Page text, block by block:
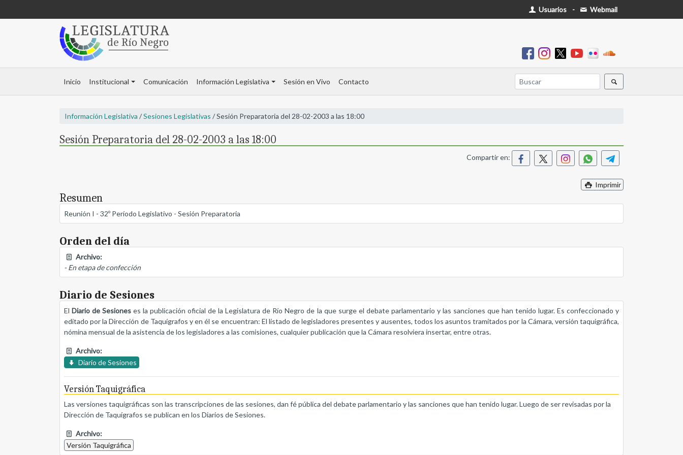
Usuarios - Webmail
Inicio Institucional Comunicación Información Legislativa Sesión en Vivo Contacto
Información Legislativa /Sesiones Legislativas / Sesión Preparatoria del 28-02-2003 a las 18:00
Sesión Preparatoria del 28-02-2003 a las 18:00
Compartir en:
Imprimir
Resumen
Reunión I - 32º Período Legislativo - Sesión Preparatoria
Orden del día
Archivo:
- En etapa de confección
Diario de Sesiones
ElDiario de Sesiones es la publicación oficial de la Legislatura de Río Negro de la que surge el debate parlamentario y las sanciones que han tenido lugar. Es confeccionado y
editado por la Dirección de Taquígrafos y en él se encuentran: El listado de legisladores presentes y ausentes, todos los asuntos tramitados por la Cámara, versión taquigráfica,
nómina mensual de la asistencia de los legisladores a las comisiones, cualquier publicación que la Cámara resolviera insertar, entre otras.
Archivo:
Diario de Sesiones
Versión Taquigráfica
Las versiones taquigráficas son las transcripciones de las sesiones, dan fé pública del debate parlamentario y las sanciones que han tenido lugar. Luego de ser revisadas por la
Dirección de Taquígrafos se publican en los Diarios de Sesiones.
Archivo:
Versión Taquigráfica